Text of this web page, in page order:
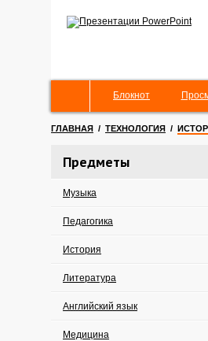
Блокнот
ГЛАВНАЯ / ТЕХНОЛОГИЯ /
Предметы
Музыка
Педагогика
История
Литература
Английский язык
Медицина